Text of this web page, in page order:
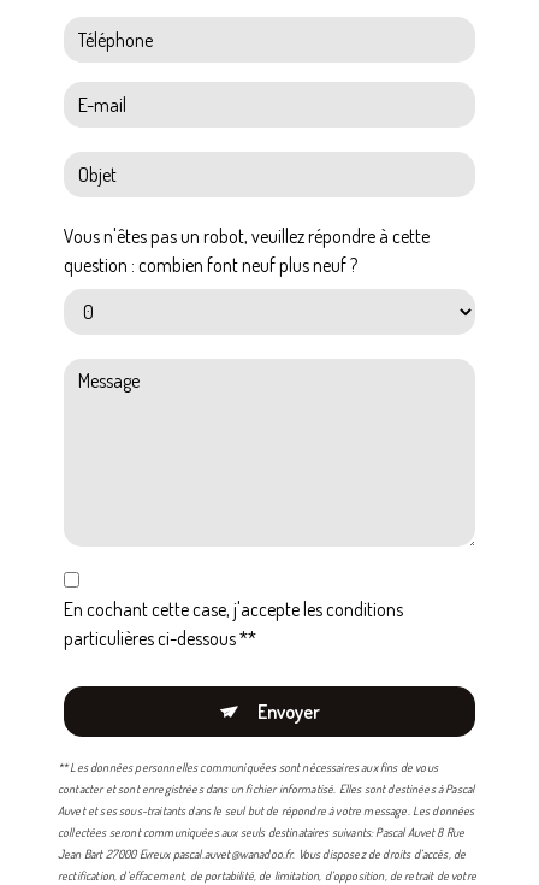
Vous n'êtes pas un robot, veuillez répondre à cette
question : combien font neuf plus neuf ?
En cochant cette case, j'accepte les conditions
particulières ci-dessous **
Envoyer
** Les données personnelles communiquées sont nécessaires aux fins de vous
contacter et sont enregistrées dans un fichier informatisé. Elles sont destinées à Pascal
Auvet et ses sous-traitants dans le seul but de répondre à votre message. Les données
collectées seront communiquées aux seuls destinataires suivants: Pascal Auvet 8 Rue
Jean Bart 27000 Evreux pascal.auvet@wanadoo.fr. Vous disposez de droits d’accès, de
rectification, d’effacement, de portabilité, de limitation, d’opposition, de retrait de votre